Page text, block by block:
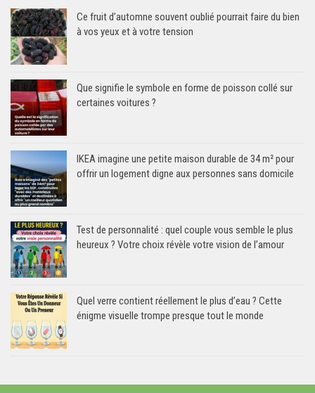
Ce fruit d’automne souvent oublié pourrait faire du bien
à vos yeux et à votre tension
Que signifie le symbole en forme de poisson collé sur
certaines voitures ?
IKEA imagine une petite maison durable de 34 m² pour
offrir un logement digne aux personnes sans domicile
Test de personnalité : quel couple vous semble le plus
heureux ? Votre choix révèle votre vision de l’amour
Quel verre contient réellement le plus d’eau ? Cette
énigme visuelle trompe presque tout le monde